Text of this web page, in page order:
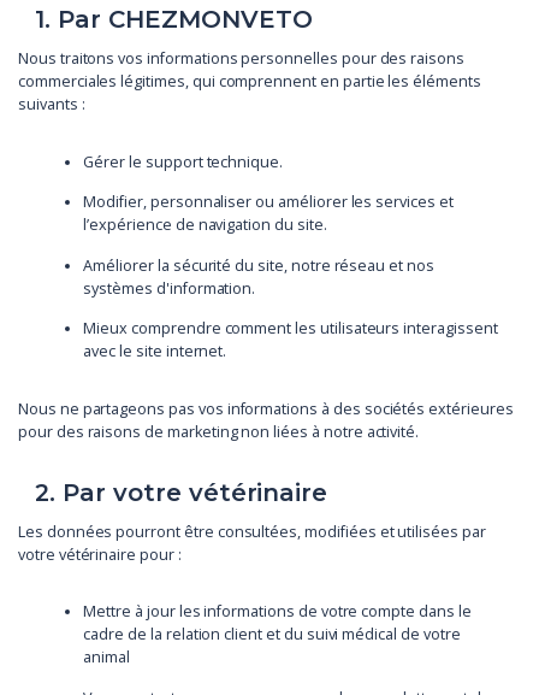
1. Par CHEZMONVETO
Nous traitons vos informations personnelles pour des raisons
commerciales légitimes, qui comprennent en partie les éléments
suivants :
Gérer le support technique.
Modifier, personnaliser ou améliorer les services et
l’expérience de navigation du site.
Améliorer la sécurité du site, notre réseau et nos
systèmes d'information.
Mieux comprendre comment les utilisateurs interagissent
avec le site internet.
Nous ne partageons pas vos informations à des sociétés extérieures
pour des raisons de marketing non liées à notre activité.
2. Par votre vétérinaire
Les données pourront être consultées, modifiées et utilisées par
votre vétérinaire pour :
Mettre à jour les informations de votre compte dans le
cadre de la relation client et du suivi médical de votre
animal